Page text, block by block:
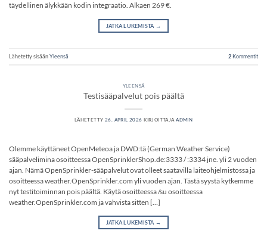
täydellinen älykkään kodin integraatio. Alkaen 269 €.
JATKA LUKEMISTA →
Lähetetty sisäänYleensä 2Kommentit
YLEENSÄ
Testisääpalvelut pois päältä
LÄHETETTY 26. APRIL 2026 KIRJOITTAJAADMIN
Olemme käyttäneet OpenMeteoa ja DWD:tä (German Weather Service)
sääpalvelimina osoitteessa OpenSprinklerShop.de:3333 / :3334 jne. yli 2 vuoden
ajan. Nämä OpenSprinkler-sääpalvelut ovat olleet saatavilla laiteohjelmistossa ja
osoitteessa weather.OpenSprinkler.com yli vuoden ajan. Tästä syystä kytkemme
nyt testitoiminnan pois päältä. Käytä osoitteessa /su osoitteessa
weather.OpenSprinkler.com ja vahvista sitten […]
JATKA LUKEMISTA →